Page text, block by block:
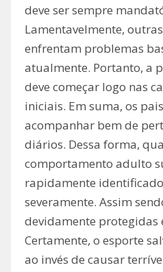
deve ser sempre
Lamentavelmente,
enfrentam problemas
atualmente. Portanto, a
deve começar logo nas
iniciais. Em suma, os
acompanhar bem de
diários. Dessa forma,
comportamento adulto
rapidamente
severamente. Assim
devidamente protegidas
Certamente, o esporte
ao invés de causar